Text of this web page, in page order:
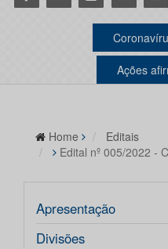
Ações
Home
Editais
Edital nº 005/2022 -
Apresentação
Divisões